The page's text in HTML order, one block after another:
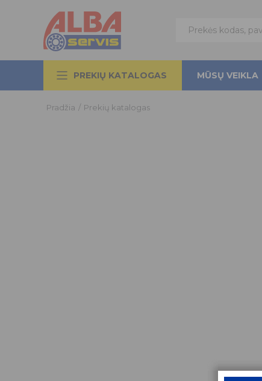
PREKIŲ KATALOGAS MŪSŲ VEIKLA
Pradžia / Prekių katalogas